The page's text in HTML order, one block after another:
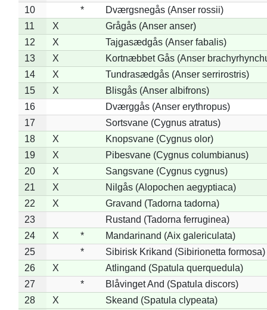
10
*
Dværgsnegås (Anser rossii)
11
X
Grågås (Anser anser)
12
X
Tajgasædgås (Anser fabalis)
13
X
Kortnæbbet Gås (Anser
14
X
Tundrasædgås (Anser serrirostris)
15
X
Blisgås (Anser albifrons)
16
Dværggås (Anser erythropus)
17
Sortsvane (Cygnus atratus)
18
X
Knopsvane (Cygnus olor)
19
X
Pibesvane (Cygnus columbianus)
20
X
Sangsvane (Cygnus cygnus)
21
X
Nilgås (Alopochen aegyptiaca)
22
X
Gravand (Tadorna tadorna)
23
Rustand (Tadorna ferruginea)
24
X *
Mandarinand (Aix galericulata)
25
*
Sibirisk Krikand (Sibirionetta formosa)
26
X
Atlingand (Spatula querquedula)
27
*
Blåvinget And (Spatula discors)
28
X
Skeand (Spatula clypeata)